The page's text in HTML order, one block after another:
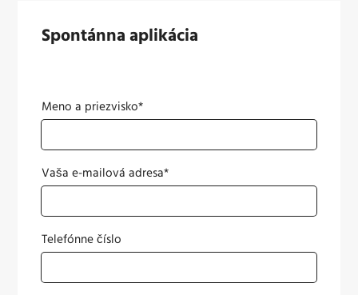
Spontánna aplikácia
Meno a priezvisko*
Vaša e-mailová adresa*
Telefónne číslo